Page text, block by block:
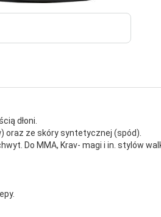
dłoni.
oraz ze skóry syntetycznej (spód).
Do MMA, Krav- magi i in. stylów